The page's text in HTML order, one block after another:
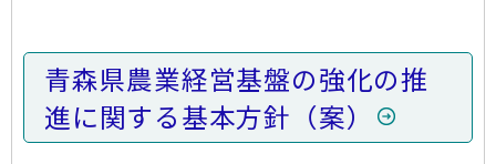
青森県農業経営基盤の強化の推
進に関する基本方針（案）